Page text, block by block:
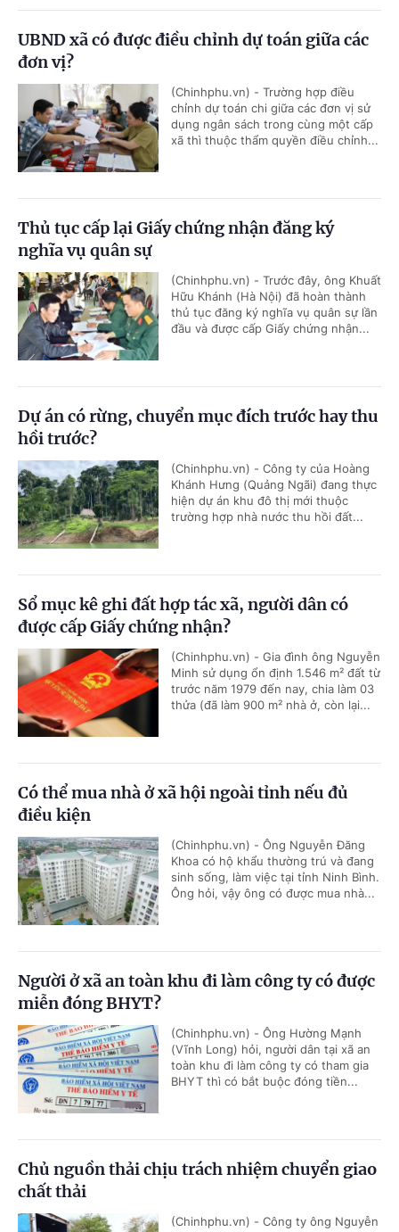
UBND xã có được điều chỉnh dự toán giữa các
đơn vị?
(Chinhphu.vn) - Trường hợp điều
chỉnh dự toán chi giữa các đơn vị sử
dụng ngân sách trong cùng một cấp
xã thì thuộc thẩm quyền điều chỉnh...
Thủ tục cấp lại Giấy chứng nhận đăng ký
nghĩa vụ quân sự
(Chinhphu.vn) - Trước đây, ông Khuất
Hữu Khánh (Hà Nội) đã hoàn thành
thủ tục đăng ký nghĩa vụ quân sự lần
đầu và được cấp Giấy chứng nhận...
Dự án có rừng, chuyển mục đích trước hay thu
hồi trước?
(Chinhphu.vn) - Công ty của Hoàng
Khánh Hưng (Quảng Ngãi) đang thực
hiện dự án khu đô thị mới thuộc
trường hợp nhà nước thu hồi đất...
Sổ mục kê ghi đất hợp tác xã, người dân có
được cấp Giấy chứng nhận?
(Chinhphu.vn) - Gia đình ông Nguyễn
Minh sử dụng ổn định 1.546 m² đất từ
trước năm 1979 đến nay, chia làm 03
thửa (đã làm 900 m² nhà ở, còn lại...
Có thể mua nhà ở xã hội ngoài tỉnh nếu đủ
điều kiện
(Chinhphu.vn) - Ông Nguyễn Đăng
Khoa có hộ khẩu thường trú và đang
sinh sống, làm việc tại tỉnh Ninh Bình.
Ông hỏi, vậy ông có được mua nhà...
Người ở xã an toàn khu đi làm công ty có được
miễn đóng BHYT?
(Chinhphu.vn) - Ông Hường Mạnh
(Vĩnh Long) hỏi, người dân tại xã an
toàn khu đi làm công ty có tham gia
BHYT thì có bắt buộc đóng tiền...
Chủ nguồn thải chịu trách nhiệm chuyển giao
chất thải
(Chinhphu.vn) - Công ty ông Nguyễn